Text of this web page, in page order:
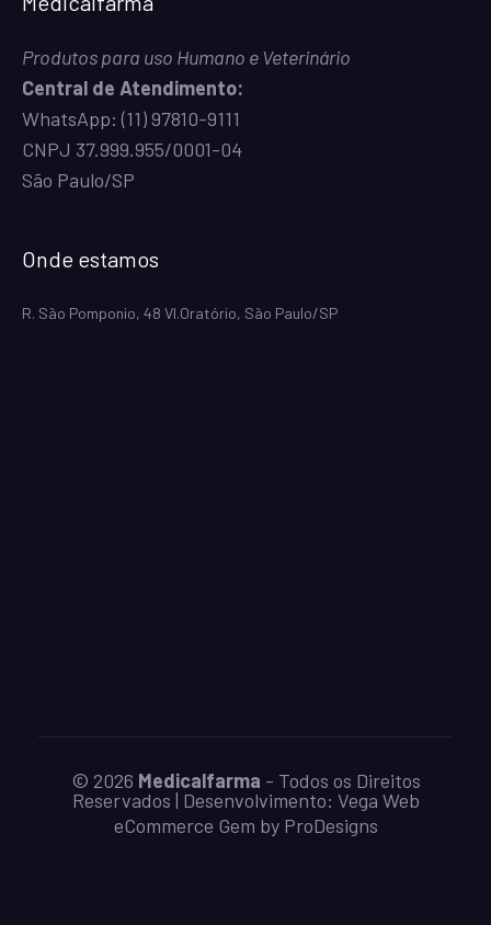
Produtos para uso Humano e Veterinário
Central de Atendimento:
WhatsApp:(11) 97810-9111
CNPJ 37.999.955/0001-04
São Paulo/SP
Onde estamos
R. São Pomponio, 48 Vl.Oratório, São Paulo/SP
© 2026 Medicalfarma - Todos os Direitos
Reservados | Desenvolvimento: Vega Web
eCommerce Gem by ProDesigns